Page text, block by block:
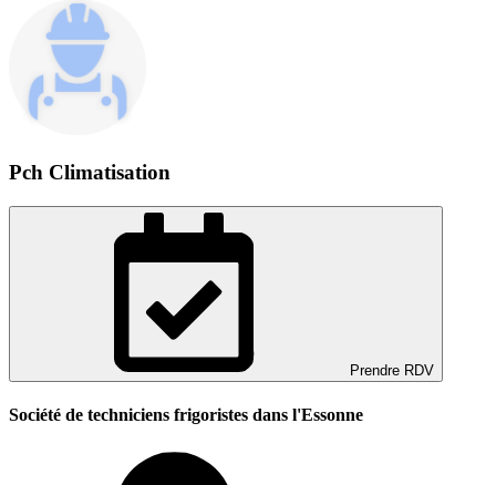
Pch Climatisation
Prendre RDV
Société de techniciens frigoristes dans l'Essonne